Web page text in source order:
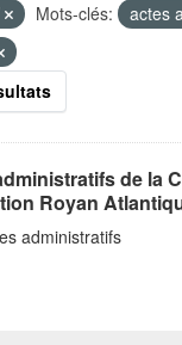
Mots-clés:
actes
de la
Royan
administratifs